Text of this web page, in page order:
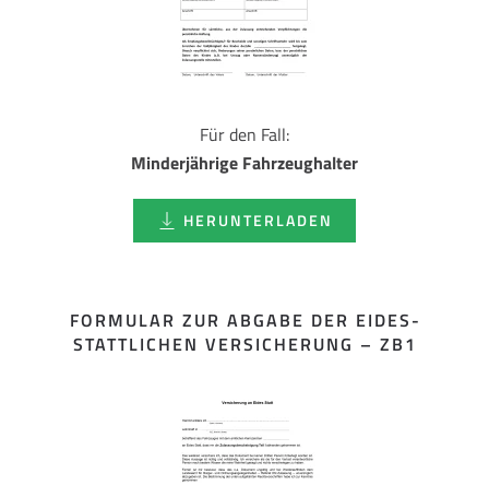
Für den Fall:
Minderjährige Fahrzeughalter
HERUNTERLADEN
FORMULAR ZUR ABGABE DER EIDES­
STATTLICHEN VERSICHERUNG – ZB1